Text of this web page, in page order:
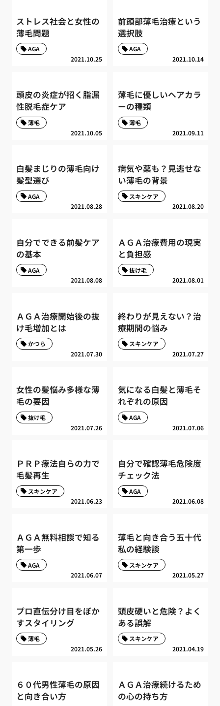
ストレス社会と女性の
薄毛問題
2021.10.25
AGA
前頭部薄毛治療という
選択肢
2021.10.14
AGA
頭皮の炎症が招く脂漏
性脱毛症ケア
2021.10.05
薄毛
薄毛に優しいヘアカラ
ーの種類
2021.09.11
薄毛
白髪まじりの薄毛向け
髪型選び
2021.08.28
AGA
病気や薬も？見逃せな
い薄毛の背景
2021.08.20
スキンケア
自分でできる前髪ケア
の基本
2021.08.08
AGA
ＡＧＡ治療費用の現実
と負担感
2021.08.01
抜け毛
ＡＧＡ治療開始後の抜
け毛増加とは
2021.07.30
かつら
終わりが見えない？治
療期間の悩み
2021.07.27
スキンケア
女性の髪悩み多様な薄
毛の要因
2021.07.26
抜け毛
気になる白髪と薄毛そ
れぞれの原因
2021.07.06
AGA
ＰＲＰ療法自らの力で
毛髪再生
2021.06.23
スキンケア
自分で確認薄毛危険度
チェック法
2021.06.08
AGA
ＡＧＡ無料相談で知る
第一歩
2021.06.07
AGA
薄毛と向き合う五十代
私の経験談
2021.05.27
スキンケア
プロ直伝分け目をぼか
すスタイリング
2021.05.26
薄毛
頭皮硬いと危険？よく
ある誤解
2021.04.19
スキンケア
６０代男性薄毛の原因
と向き合い方
ＡＧＡ治療続けるため
の心の持ち方